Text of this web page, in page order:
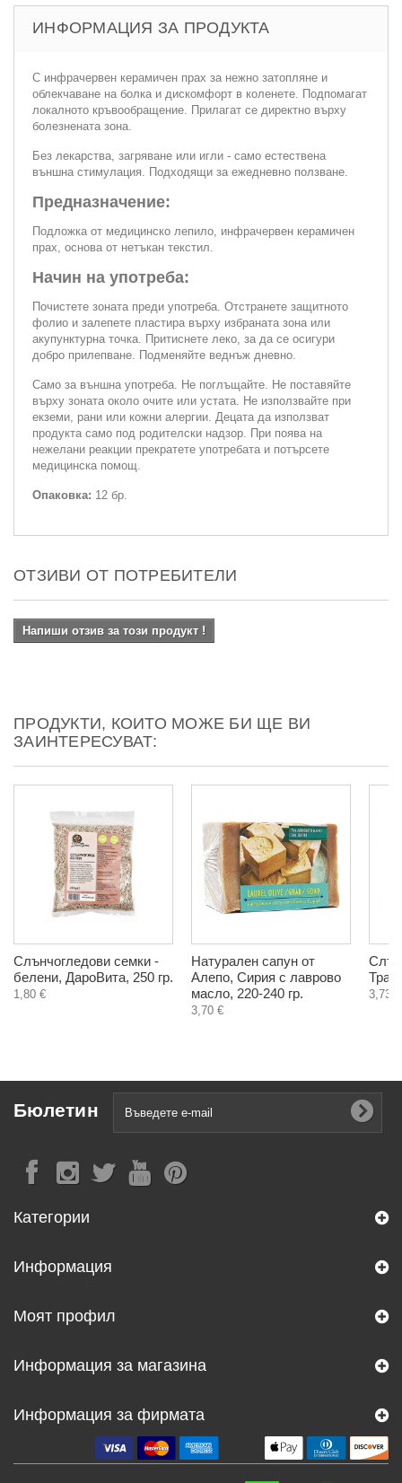
ИНФОРМАЦИЯ ЗА ПРОДУКТА
С инфрачервен керамичен прах за нежно затопляне и
облекчаване на болка и дискомфорт в коленете. Подпомагат
локалното кръвообращение. Прилагат се директно върху
болезнената зона.
Без лекарства, загряване или игли - само естествена
външна стимулация. Подходящи за ежедневно ползване.
Предназначение:
Подложка от медицинско лепило, инфрачервен керамичен
прах, основа от нетъкан текстил.
Начин на употреба:
Почистете зоната преди употреба. Отстранете защитното
фолио и залепете пластира върху избраната зона или
акупунктурна точка. Притиснете леко, за да се осигури
добро прилепване. Подменяйте веднъж дневно.
Само за външна употреба. Не поглъщайте. Не поставяйте
върху зоната около очите или устата. Не използвайте при
екземи, рани или кожни алергии. Децата да използват
продукта само под родителски надзор. При поява на
нежелани реакции прекратете употребата и потърсете
медицинска помощ.
Опаковка: 12 бр.
ОТЗИВИ ОТ ПОТРЕБИТЕЛИ
Напиши отзив за този продукт !
ПРОДУКТИ, КОИТО МОЖЕ БИ ЩЕ ВИ
ЗАИНТЕРЕСУВАТ:
Слънчогледови семки -
белени, ДароВита, 250 гр.
1,80 €
Натурален сапун от
Алепо, Сирия с лаврово
масло, 220-240 гр.
3,70 €
3,73 €
Бюлетин
Категории
Информация
Моят профил
Информация за магазина
Информация за фирмата